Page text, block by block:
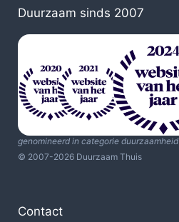
Duurzaam sinds 2007
genomineerd in categorie duurzaamheid
© 2007-2026 Duurzaam Thuis
Contact